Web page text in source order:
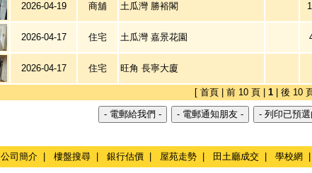
2026-04-19 商舖 土瓜灣 勝裕閣
2026-04-17 住宅 土瓜灣 嘉景花園
2026-04-17 住宅 旺角 長寧大廈
[ 首頁 | 前 10 頁 | 1| 後 10
公司簡介 樓盤搜尋 銀行估價 屋苑走勢 田土廳成交 學校網